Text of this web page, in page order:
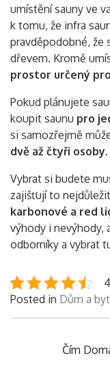
umístění sauny ve
k tomu, že infra
pravděpodobné, že
dřevem. Kromě
prostor určený
Pokud plánujete
koupit saunu pro
si samozřejmě
dvě až čtyři osoby.
Vybrat si budete
zajišťují to
karbonové a red
výhody i nevýhody,
odborníky a vybrat
Posted in Dům a byt
příspěvekPrevious
Čím